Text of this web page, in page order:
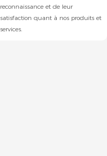
reconnaissance et de leur
satisfaction quant à nos produits et
services.